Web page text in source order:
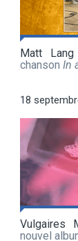
Matt Lang
chanson In
18
Vulgaires
nouvel